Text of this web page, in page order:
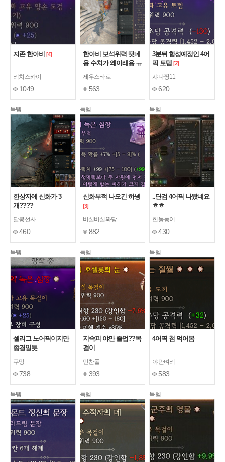
지존 한아비 [4]
리치스카이
1049
한아비 보석위력 떳네
용 수치가 왜이래용 ㅠ
제우스타로
563
3분뒤 합성예정인 4어
픽 토템 [2]
샤나짱11
620
득템
한상자에 신화가 3
개????
달봉선사
460
득템
신화부적 나오긴 하넹
[3]
비실비실꽈당
882
득템
..단검 4어픽 나왔네요
ㅎㅎ
힌둥둥이
430
득템
셀리그 노어픽이지만
종결일듯
쿠밍
738
득템
지속피 야만 졸업??목
걸이
민찬돌
393
득템
4어픽 첨 먹어봄
야만벼리
583
득템 득템 득템